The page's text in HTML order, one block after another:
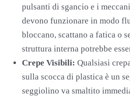
pulsanti di sgancio e i
devono funzionare in modo
bloccano, scattano a fatica o
struttura interna potrebbe
Crepe Visibili: Qualsiasi
sulla scocca di plastica è un
seggiolino va smaltito